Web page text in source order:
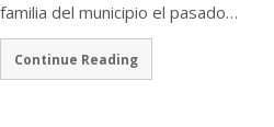
familia del municipio el pasado…
Continue Reading